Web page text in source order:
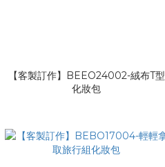
【客製訂作】BEEO24002-絨布T型
化妝包